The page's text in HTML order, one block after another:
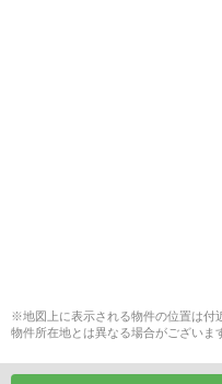
※地図上に表示される物件の位置は付
物件所在地とは異なる場合がございま